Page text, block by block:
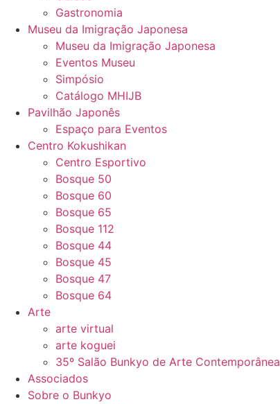
Gastronomia
Museu da Imigração Japonesa
Museu da Imigração Japonesa
Eventos Museu
Simpósio
Catálogo MHIJB
Pavilhão Japonês
Espaço para Eventos
Centro Kokushikan
Centro Esportivo
Bosque 50
Bosque 60
Bosque 65
Bosque 112
Bosque 44
Bosque 45
Bosque 47
Bosque 64
Arte
arte virtual
arte koguei
35º Salão Bunkyo de Arte Contemporânea
Associados
Sobre o Bunkyo